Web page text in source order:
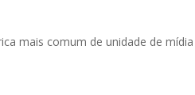
mais comum de unidade de